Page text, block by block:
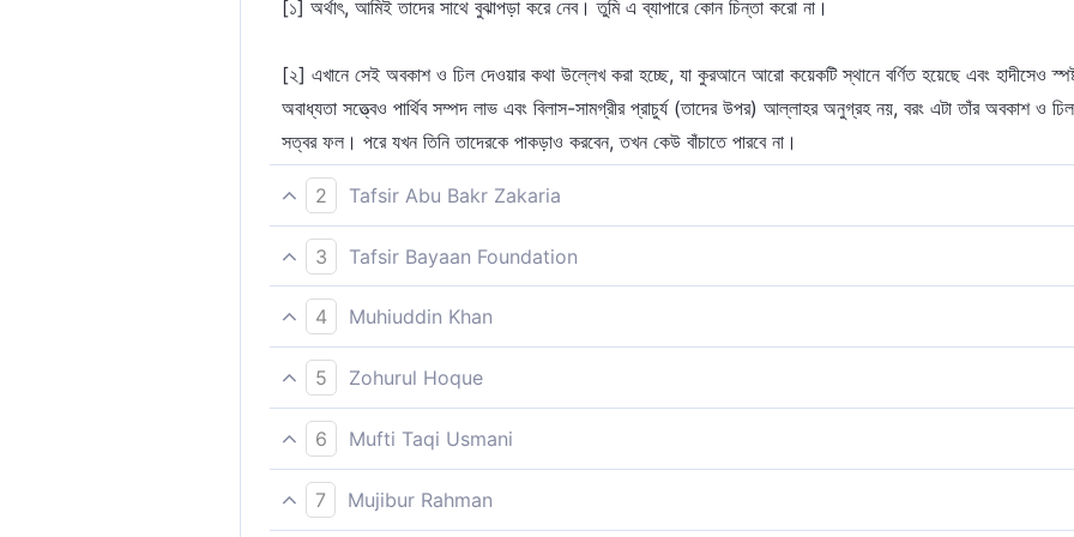
[১] অর্থাৎ, আমিই তাদের সাথে বুঝাপড়া করে নেব। তুমি এ ব্যাপারে কোন চিন্তা করো না।
[২] এখানে সেই অবকাশ ও ঢিল দেওয়ার কথা উল্লেখ করা হচ্ছে, যা কুরআনে আরো কয়েকটি স্থানে বর্ণিত হয়েছে এবং হাদীসেও
অবাধ্যতা সত্ত্বেও পার্থিব সম্পদ লাভ এবং বিলাস-সামগ্রীর প্রাচুর্য (তাদের উপর) আল্লাহর অনুগ্রহ নয়, বরং এটা তাঁর অবকাশ ও
সত্বর ফল। পরে যখন তিনি তাদেরকে পাকড়াও করবেন, তখন কেউ বাঁচাতে পারবে না।
2 Tafsir Abu Bakr Zakaria
অতএব ছেড়ে দিন আমাকে এবং যারা এ বাণীতে মিথ্যারোপ করে তাদেরকে, আমরা তাদেরকে ক্রমে ক্রমে ধরব এমনভাবে যে, তারা
3 Tafsir Bayaan Foundation
অতএব ছেড়ে দাও আমাকে এবং যারা এ বাণী প্রত্যাখ্যান করে তাদেরকে। আমি তাদেরকে ধীরে ধীরে এমনভাবে পাকড়াও করব যে,
4 Muhiuddin Khan
অতএব, যারা এই কালামকে মিথ্যা বলে, তাদেরকে আমার হাতে ছেড়ে দিন, আমি এমন ধীরে ধীরে তাদেরকে জাহান্নামের দিকে নিয়ে যাব
5 Zohurul Hoque
অতএব আমাকে এবং যে এই বাণী প্রত্যাখ্যান করে তাকে ছেড়ে দাও। আমরা তাদের ধাপে ধাপে নিয়ে যাব, কেমন করে তা তারা
6 Mufti Taqi Usmani
সুতরাং (হে রাসূল!) যারা এ বাণীকে প্রত্যাখ্যান করছে তাদেরকে আমার উপর ছেড়ে দাও। আমি তাদেরকে এমনভাবে ক্রমান্বয়ে
পারবে না।
7 Mujibur Rahman